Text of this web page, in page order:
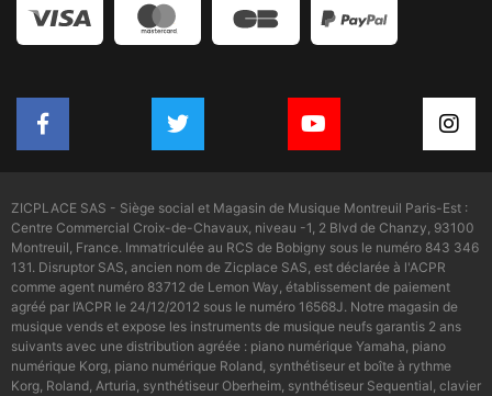
ZICPLACE SAS - Siège social et Magasin de Musique Montreuil Paris-Est :
Centre Commercial Croix-de-Chavaux, niveau -1, 2 Blvd de Chanzy, 93100
Montreuil, France. Immatriculée au RCS de Bobigny sous le numéro 843 346
131. Disruptor SAS, ancien nom de Zicplace SAS, est déclarée à l'ACPR
comme agent numéro 83712 de Lemon Way, établissement de paiement
agréé par l’ACPR le 24/12/2012 sous le numéro 16568J. Notre magasin de
musique vends et expose les instruments de musique neufs garantis 2 ans
suivants avec une distribution agréée : piano numérique Yamaha, piano
numérique Korg, piano numérique Roland, synthétiseur et boîte à rythme
Korg, Roland, Arturia, synthétiseur Oberheim, synthétiseur Sequential, clavier